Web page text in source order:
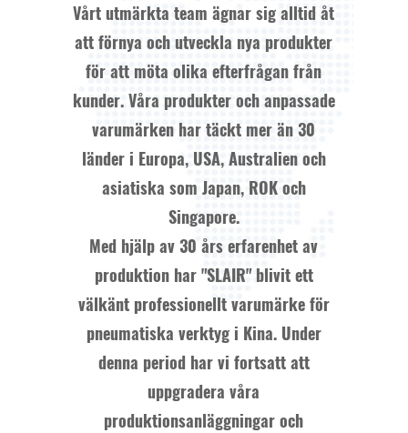
Vårt utmärkta team ägnar sig alltid åt
att förnya och utveckla nya produkter
för att möta olika efterfrågan från
kunder. Våra produkter och anpassade
varumärken har täckt mer än 30
länder i Europa, USA, Australien och
asiatiska som Japan, ROK och
Singapore.
Med hjälp av 30 års erfarenhet av
produktion har "SLAIR" blivit ett
välkänt professionellt varumärke för
pneumatiska verktyg i Kina. Under
denna period har vi fortsatt att
uppgradera våra
produktionsanläggningar och